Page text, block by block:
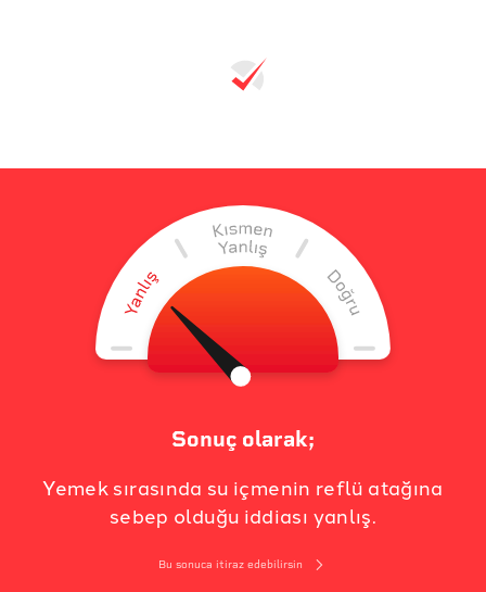
Sonuç olarak;
Yemek sırasında su içmenin reflü atağına
sebep olduğu iddiası yanlış.
Bu sonuca itiraz edebilirsin